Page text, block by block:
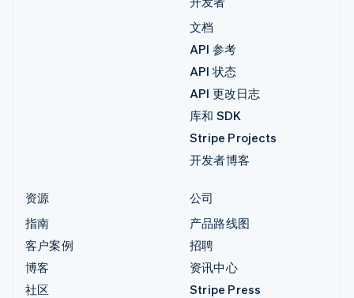
文档
API 参考
API 状态
API 更改日志
库和 SDK
Stripe Projects
开发者博客
资源
指南
客户案例
博客
社区
公司
产品路线图
招聘
资讯中心
Stripe Press